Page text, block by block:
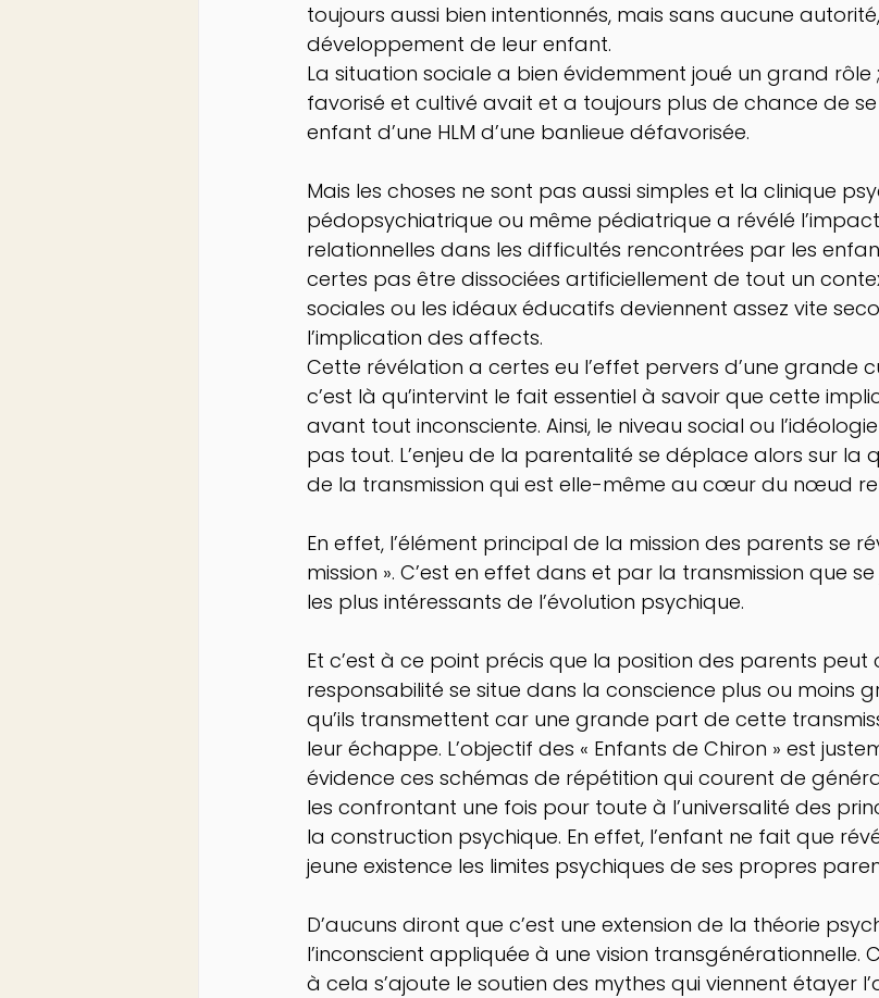
toujours aussi bien intentionnés, mais sans aucune
développement de leur enfant.
La situation sociale a bien évidemment joué un grand rôle
favorisé et cultivé avait et a toujours plus de chance de
enfant d’une HLM d’une banlieue défavorisée.
Mais les choses ne sont pas aussi simples et la clinique
pédopsychiatrique ou même pédiatrique a révélé
relationnelles dans les difficultés rencontrées par les
certes pas être dissociées artificiellement de tout un
sociales ou les idéaux éducatifs deviennent assez vite
l’implication des affects.
Cette révélation a certes eu l’effet pervers d’une grande
c’est là qu’intervint le fait essentiel à savoir que cette
avant tout inconsciente. Ainsi, le niveau social ou
pas tout. L’enjeu de la parentalité se déplace alors sur la
de la transmission qui est elle-même au cœur du nœud
En effet, l’élément principal de la mission des parents se
mission ». C’est en effet dans et par la transmission que
les plus intéressants de l’évolution psychique.
Et c’est à ce point précis que la position des parents peut
responsabilité se situe dans la conscience plus ou moins
qu’ils transmettent car une grande part de cette
leur échappe. L’objectif des « Enfants de Chiron » est
évidence ces schémas de répétition qui courent de
les confrontant une fois pour toute à l’universalité des
la construction psychique. En effet, l’enfant ne fait que
jeune existence les limites psychiques de ses propres
D’aucuns diront que c’est une extension de la théorie
l’inconscient appliquée à une vision transgénérationnelle.
à cela s’ajoute le soutien des mythes qui viennent étayer